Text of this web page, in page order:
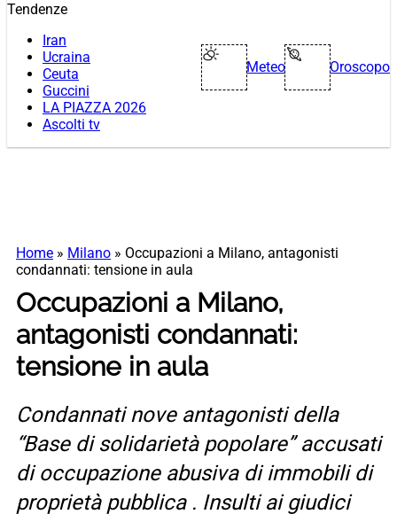
Tendenze
Iran
Ucraina
Ceuta
Guccini
LA PIAZZA 2026
Ascolti tv
Meteo Oroscopo
Home » Milano » Occupazioni a Milano, antagonisti
condannati: tensione in aula
Occupazioni a Milano,
antagonisti condannati:
tensione in aula
Condannati nove antagonisti della
“Base di solidarietà popolare” accusati
di occupazione abusiva di immobili di
proprietà pubblica . Insulti ai giudici